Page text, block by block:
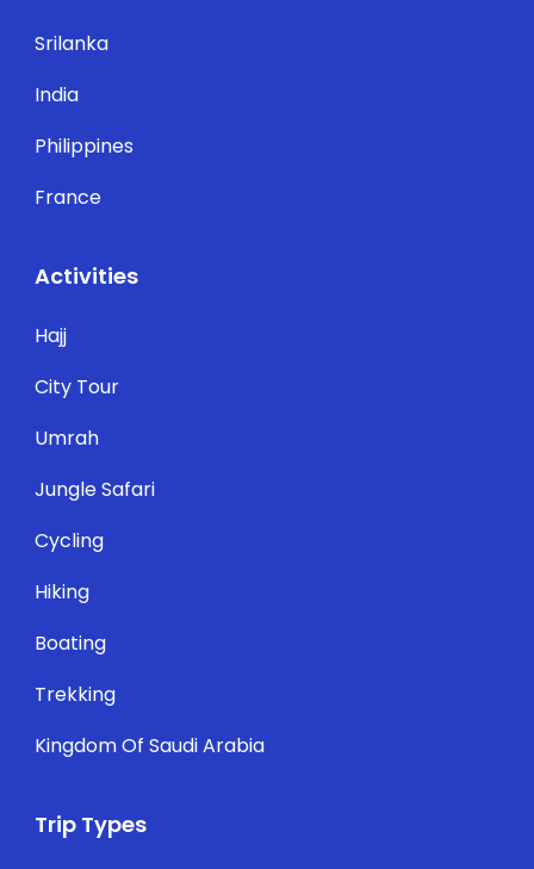
Srilanka
India
Philippines
France
Activities
Hajj
City Tour
Umrah
Jungle Safari
Cycling
Hiking
Boating
Trekking
Kingdom Of Saudi Arabia
Trip Types